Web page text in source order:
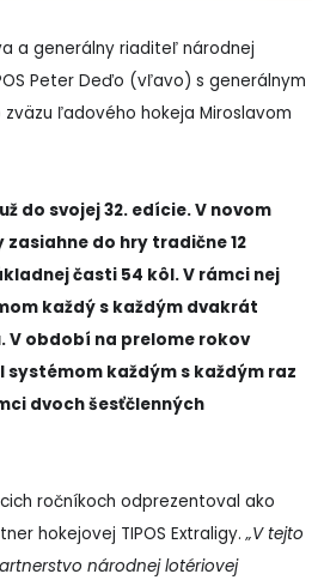
a generálny riaditeľ národnej
Peter Deďo (vľavo) s generálnym
ľadového hokeja Miroslavom
do svojej 32. edície. V novom
zasiahne do hry tradične 12
časti 54 kôl. V rámci nej
každý s každým dvakrát
V období na prelome rokov
systémom každým s každým raz
dvoch šesťčlenných
ročníkoch odprezentoval ako
hokejovej TIPOS Extraligy.„V tejto
národnej lotériovej